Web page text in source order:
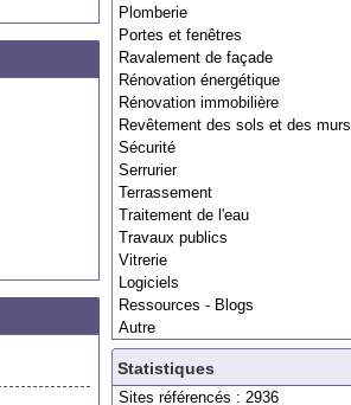
Plomberie
Portes et fenêtres
Ravalement de façade
Rénovation énergétique
Rénovation immobilière
Revêtement des sols et des murs
Sécurité
Serrurier
Terrassement
Traitement de l'eau
Travaux publics
Vitrerie
Logiciels
Ressources - Blogs
Autre
Statistiques
Sites référencés : 2936